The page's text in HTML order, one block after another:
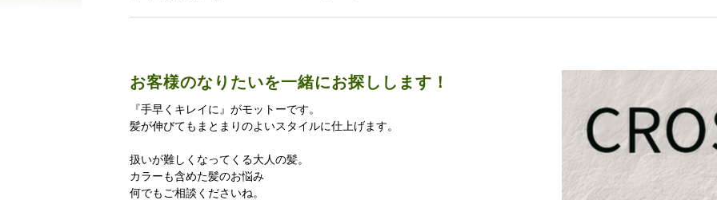
お客様のなりたいを一緒にお探しします！
『手早くキレイに』がモットーです。
髪が伸びてもまとまりのよいスタイルに仕上げます。
扱いが難しくなってくる大人の髪。
カラーも含めた髪のお悩み
何でもご相談くださいね。